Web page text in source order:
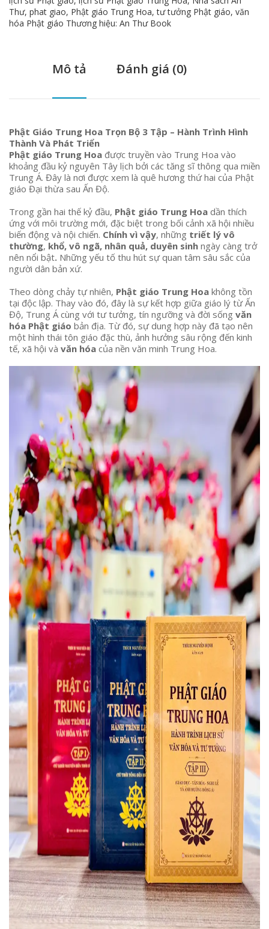
Thư, phat giao, Phật giáo Trung Hoa,tư tưởng Phật giáo, văn
hóa Phật giáo Thương hiệu: An Thư Book
Mô tả Đánh giá (0)
Phật Giáo Trung Hoa Trọn Bộ 3 Tập – Hành Trình Hình
Thành Và Phát Triển
Phật giáo Trung Hoa được truyền vào Trung Hoa vào
khoảng đầu kỷ nguyên Tây lịch bởi các tăng sĩ thông qua miền
Trung Á. Đây là nơi được xem là quê hương thứ hai của Phật
giáo Đại thừa sau Ấn Độ.
Trong gần hai thế kỷ đầu, Phật giáo Trung Hoa dần thích
ứng với môi trường mới, đặc biệt trong bối cảnh xã hội nhiều
biến động và nội chiến. Chính vì vậy, những triết lý vô
thường, khổ, vô ngã, nhân quả, duyên sinh ngày càng trở
nên nổi bật. Những yếu tố thu hút sự quan tâm sâu sắc của
người dân bản xứ.
Theo dòng chảy tự nhiên, Phật giáo Trung Hoa không tồn
tại độc lập. Thay vào đó, đây là sự kết hợp giữa giáo lý từ Ấn
Độ, Trung Á cùng với tư tưởng, tín ngưỡng và đời sống văn
hóa Phật giáo bản địa. Từ đó, sự dung hợp này đã tạo nên
một hình thái tôn giáo đặc thù, ảnh hưởng sâu rộng đến kinh
tế, xã hội và văn hóa của nền văn minh Trung Hoa.